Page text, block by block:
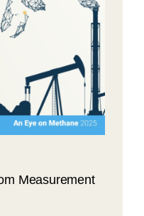
Measurement